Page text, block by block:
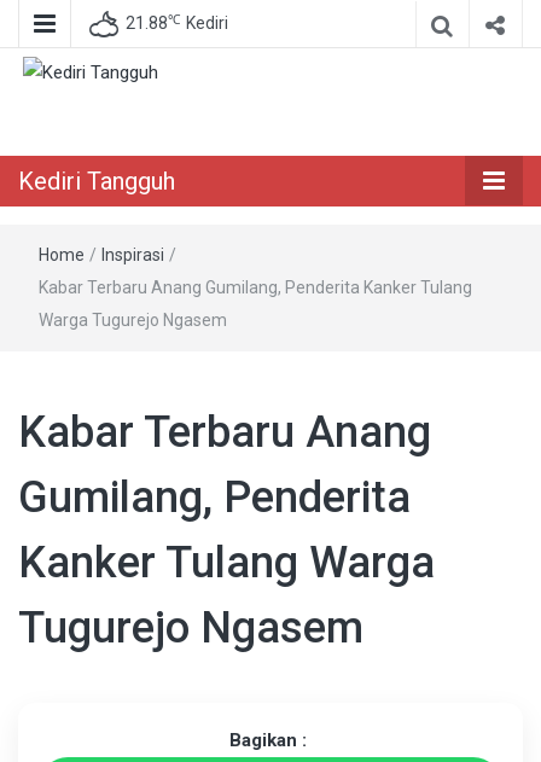
21.88℃ Kediri
Kediri Tangguh
Home / Inspirasi /
Kabar Terbaru Anang Gumilang, Penderita Kanker Tulang
Warga Tugurejo Ngasem
Kabar Terbaru Anang
Gumilang, Penderita
Kanker Tulang Warga
Tugurejo Ngasem
Bagikan :